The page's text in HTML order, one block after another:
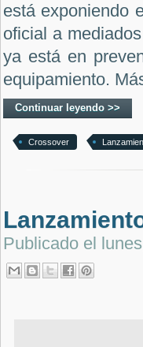
está exponiendo
oficial a
ya está en
equipamiento.
Continuar leyendo >>
Crossover
Publicado el